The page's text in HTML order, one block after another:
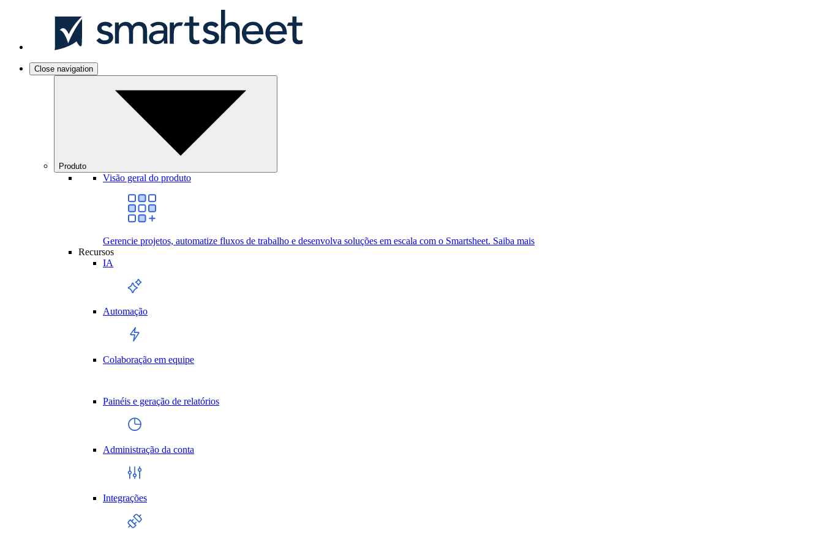
content
Smartsheet
Open
navigation
Close navigation
Produto
Visão geral do produto
Gerencie projetos, automatize fluxos de trabalho e desenvolva soluções em escala com o Smartsheet. Saiba mais
Recursos
IA
Automação
Colaboração em equipe
Painéis e geração de relatórios
Administração da conta
Integrações